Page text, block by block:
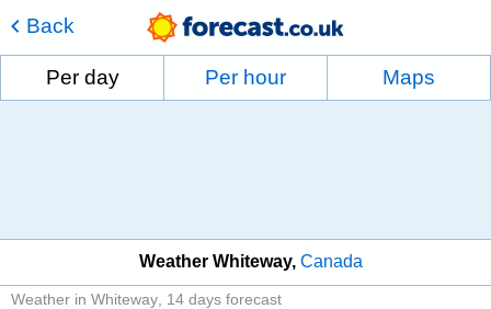
Back
Per day Per hour Maps
Weather Whiteway Canada
Weather in Whiteway 14 days forecast